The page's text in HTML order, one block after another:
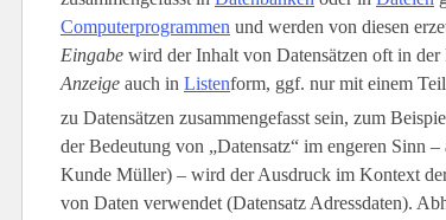
Computerprogrammen und werden von diesen
Eingabe wird der Inhalt von Datensätzen oft in der
Anzeige auch in Listen­form, ggf. nur mit einem
zu Datensätzen zusammengefasst sein, zum
der Bedeutung von „Datensatz“ im engeren Sinn –
Kunde Müller) – wird der Ausdruck im Kontext
von Daten verwendet (Datensatz Adressdaten).